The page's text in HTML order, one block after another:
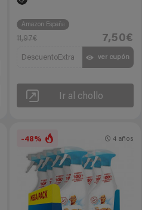
Amazon España
11,97€ 7,50€
DescuentoExtra ver cupón
Ir al chollo
-48% 4 años